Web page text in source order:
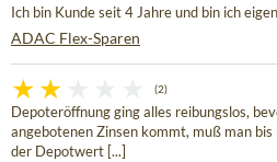
Ich bin Kunde seit 4 Jahre und bin ich
ADAC Flex-Sparen
(2)
Depoteröffnung ging alles reibungslos,
angebotenen Zinsen kommt, muß man
der Depotwert [...]